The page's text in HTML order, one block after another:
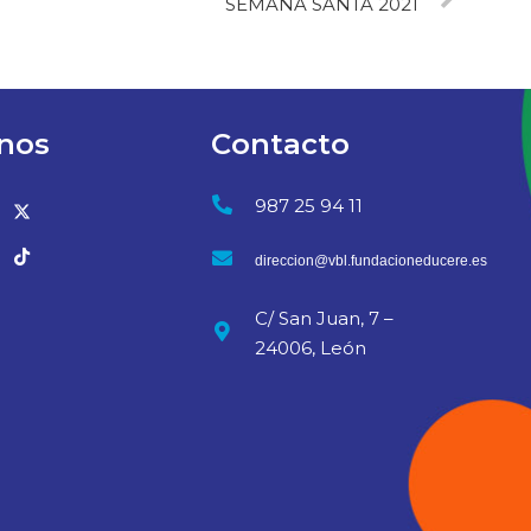
Contacto
987 25 94 11
direccion@vbl.fundacioneducere.es
C/ San Juan, 7 –
24006, León